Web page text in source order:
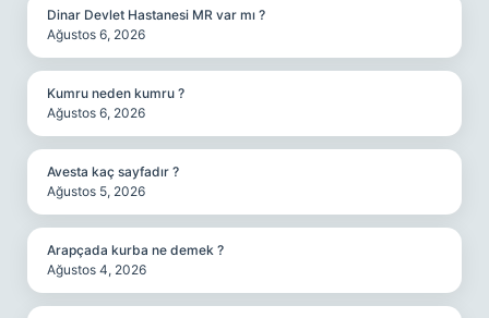
Dinar Devlet Hastanesi MR var mı ?
Ağustos 6, 2026
Kumru neden kumru ?
Ağustos 6, 2026
Avesta kaç sayfadır ?
Ağustos 5, 2026
Arapçada kurba ne demek ?
Ağustos 4, 2026